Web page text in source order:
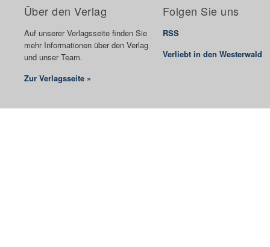
Über den Verlag
Auf unserer Verlagsseite finden Sie
mehr Informationen über den Verlag
und unser Team.
Zur Verlagsseite »
Folgen Sie uns
RSS
Verliebt in den Westerwald